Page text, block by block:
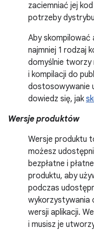
zaciemniać jej
potrzeby
Aby skompilować
najmniej 1 rodzaj
domyślnie tworzy
i kompilacji do
dostosowywanie
dowiedz się, jak
Wersje produktów
Wersje produktu
możesz
bezpłatne i
produktu, aby
podczas
wykorzystywania
wersji aplikacji.
i musisz je